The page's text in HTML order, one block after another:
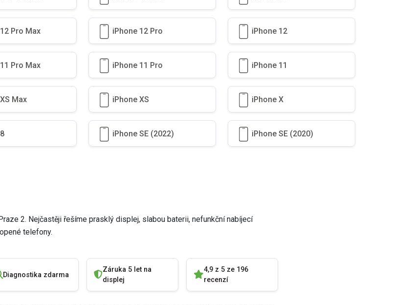
Pro Max iPhone 12 Pro iPhone 12
Pro Max iPhone 11 Pro iPhone 11
Max iPhone XS iPhone X
iPhone SE (2022) iPhone SE (2020)
2. Nejčastěji řešíme prasklý displej, slabou baterii, nefunkční nabíjecí
telefony.
Diagnostika zdarma
Záruka 5 let na
displej
4,9 z 5 ze 196
recenzí